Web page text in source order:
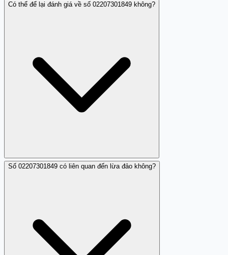
Có, thông tin về số điện thoại này có thể được cập nhật
Có thể để lại đánh giá về số 02207301849 không?
Có, bạn có thể để lại đánh giá hoặc báo cáo về số điện
Số 02207301849 có liên quan đến lừa đảo không?